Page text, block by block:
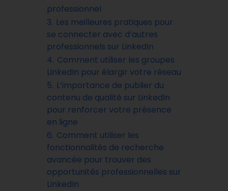
professionnel
3. Les meilleures pratiques pour
se connecter avec d’autres
professionnels sur LinkedIn
4. Comment utiliser les groupes
LinkedIn pour élargir votre réseau
5. L’importance de publier du
contenu de qualité sur LinkedIn
pour renforcer votre présence
en ligne
6. Comment utiliser les
fonctionnalités de recherche
avancée pour trouver des
opportunités professionnelles sur
LinkedIn